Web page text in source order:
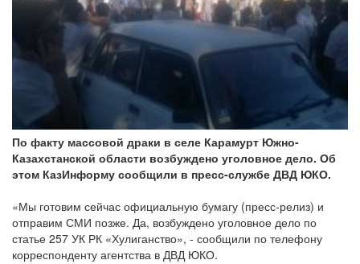
По факту массовой драки в селе Карамурт Южно-
Казахстанской области возбуждено уголовное дело. Об
этом КазИнформу сообщили в пресс-службе ДВД ЮКО.
«Мы готовим сейчас официальную бумагу (пресс-релиз) и
отправим СМИ позже. Да, возбуждено уголовное дело по
статье 257 УК РК «Хулиганство», - сообщили по телефону
корреспонденту агентства в ДВД ЮКО.